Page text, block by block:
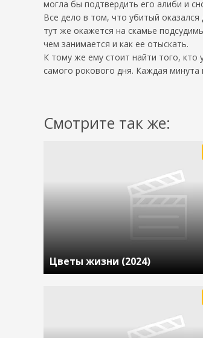
могла бы подтвердить его алиби и
Все дело в том, что убитый
тут же окажется на скамье
чем занимается и как ее отыскать.
К тому же ему стоит найти того, кто
самого рокового дня. Каждая минута
Смотрите так же:
Цветы жизни (2024)